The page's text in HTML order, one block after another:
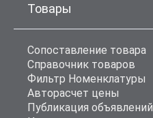
Товары
Сопоставление товара
Справочник товаров
Фильтр Номенклатуры
Авторасчет цены
Публикация объявлений